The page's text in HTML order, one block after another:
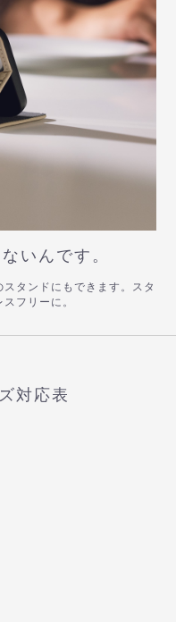
いんです。
タンドにもできます。スタ
フリーに。
対応表